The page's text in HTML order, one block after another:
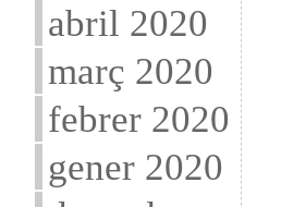
abril 2020
març 2020
febrer 2020
gener 2020